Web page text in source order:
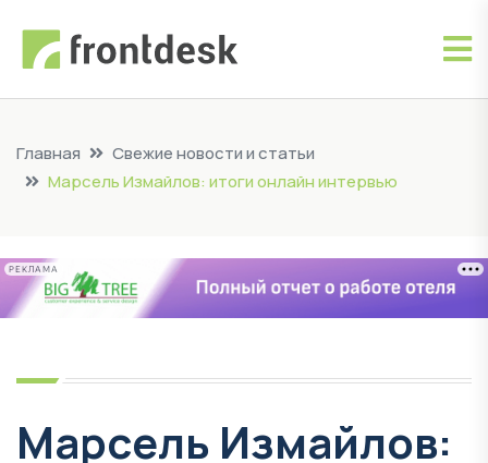
Главная
Свежие новости и статьи
Марсель Измайлов: итоги онлайн интервью
РЕКЛАМА
Марсель Измайлов: